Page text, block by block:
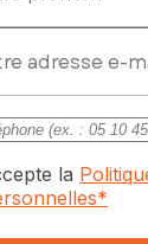
la
*